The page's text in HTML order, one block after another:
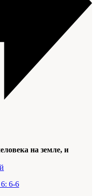
на земле, и
6-6